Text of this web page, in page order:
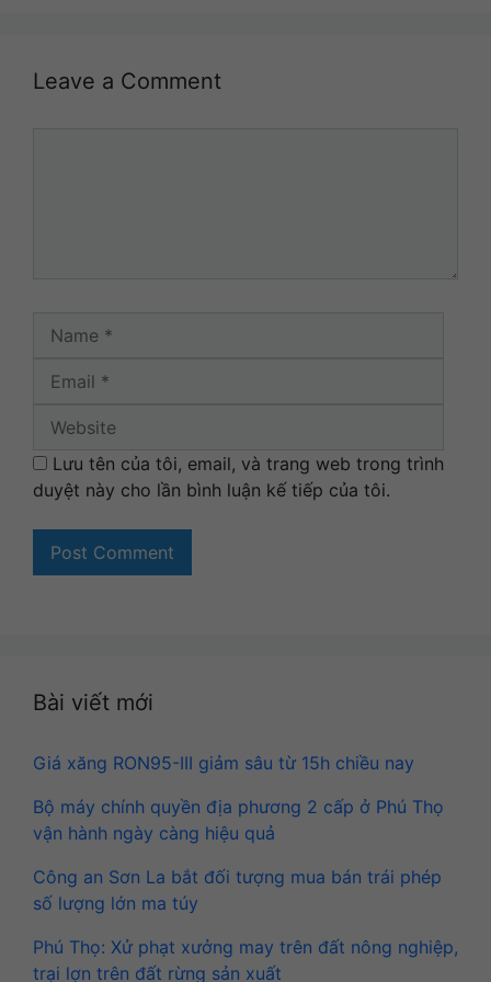
Leave a Comment
Name
Lưu tên của tôi, email, và trang web trong trình
duyệt này cho lần bình luận kế tiếp của tôi.
Bài viết mới
Giá xăng RON95-III giảm sâu từ 15h chiều nay
Bộ máy chính quyền địa phương 2 cấp ở Phú Thọ
vận hành ngày càng hiệu quả
Công an Sơn La bắt đối tượng mua bán trái phép
số lượng lớn ma túy
Phú Thọ: Xử phạt xưởng may trên đất nông nghiệp,
trại lợn trên đất rừng sản xuất